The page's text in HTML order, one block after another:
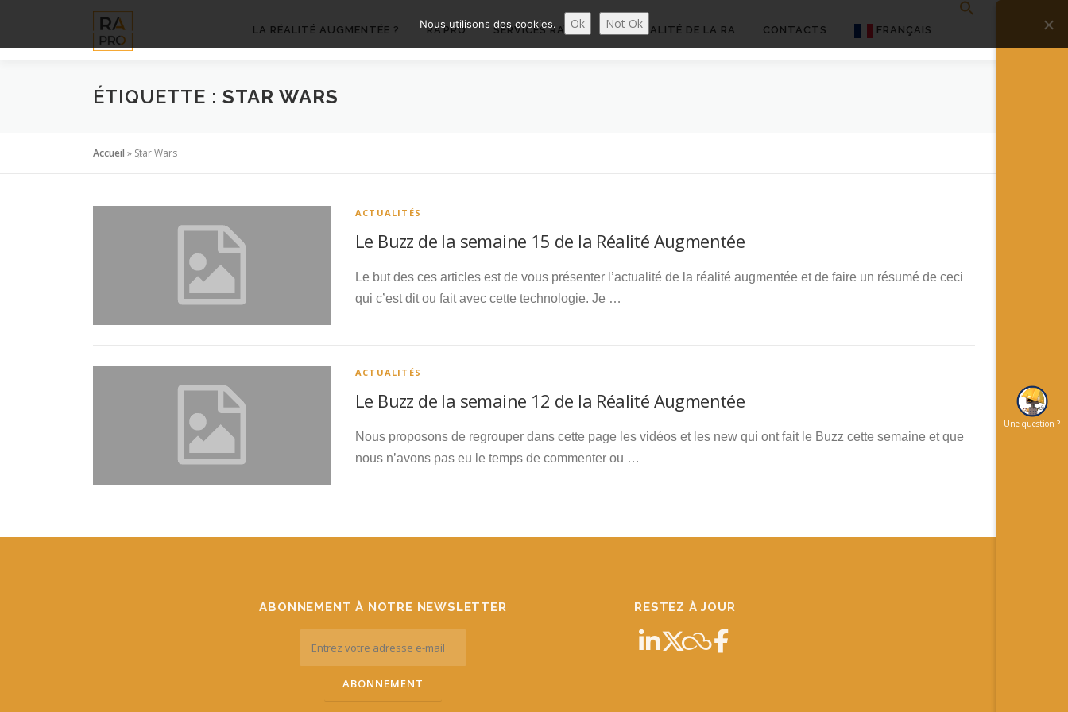
contenu
LA RÉALITÉ AUGMENTÉE ? RA’PRO SERVICES RA’PRO ACTUALITÉ DE LA RA CONTACTS FRANÇAIS
ÉTIQUETTE : STAR WARS
Accueil » Star Wars
ACTUALITÉS
Le Buzz de la semaine 15 de la Réalité Augmentée
Le but des ces articles est de vous présenter l’actualité de la réalité augmentée et de faire un résumé de ceci
qui c’est dit ou fait avec cette technologie. Je …
ACTUALITÉS
Le Buzz de la semaine 12 de la Réalité Augmentée
Nous proposons de regrouper dans cette page les vidéos et les new qui ont fait le Buzz cette semaine et que
nous n’avons pas eu le temps de commenter ou …
ABONNEMENT À NOTRE NEWSLETTER RESTEZ À JOUR
Une question ?
Nous utilisons des cookies. Ok Not Ok